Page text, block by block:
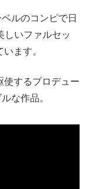
ルのコンピで日
しいファルセッ
ます。
使するプロデュー
な作品。